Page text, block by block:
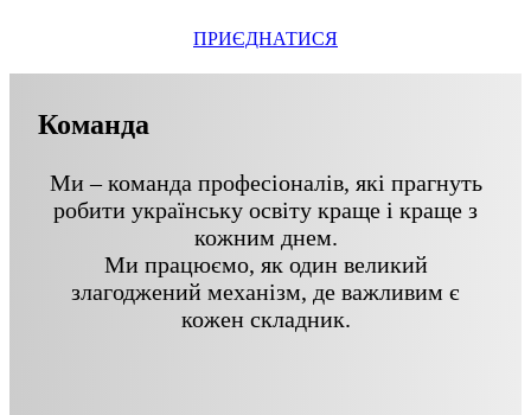
ПРИЄДНАТИСЯ
Команда
Ми – команда професіоналів, які прагнуть
робити українську освіту краще і краще з
кожним днем.
Ми працюємо, як один великий
злагоджений механізм, де важливим є
кожен складник.